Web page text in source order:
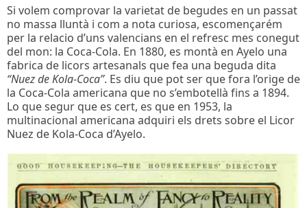
Si volem comprovar la varietat de begudes en un passat
no massa lluntà i com a nota curiosa, escomençarém
per la relacio d’uns valencians en el refresc mes conegut
del mon: la Coca-Cola. En 1880, es montà en Ayelo una
fabrica de licors artesanals que fea una beguda dita
“Nuez de Kola-Coca”. Es diu que pot ser que fora l’orige de
la Coca-Cola americana que no s’embotellà fins a 1894.
Lo que segur que es cert, es que en 1953, la
multinacional americana adquiri els drets sobre el Licor
Nuez de Kola-Coca d’Ayelo.